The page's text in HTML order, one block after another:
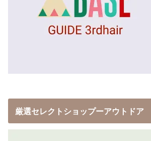
厳選セレクトショップーアウトドア